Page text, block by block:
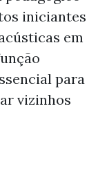
iniciantes
em
para
vizinhos